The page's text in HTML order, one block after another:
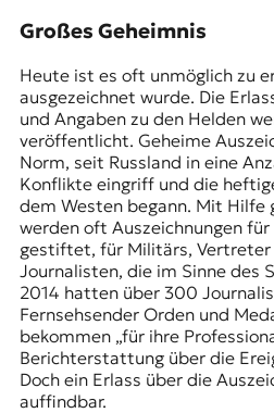
Großes Geheimnis
Heute ist es oft unmöglich zu
ausgezeichnet wurde. Die
und Angaben zu den Helden
veröffentlicht. Geheime
Norm, seit Russland in eine
Konflikte eingriff und die
dem Westen begann. Mit Hilfe
werden oft Auszeichnungen
gestiftet, für Militärs, Vertreter
Journalisten, die im Sinne des
2014 hatten über 300
Fernsehsender Orden und
bekommen „für ihre
Berichterstattung über die
Doch ein Erlass über die
auffindbar.